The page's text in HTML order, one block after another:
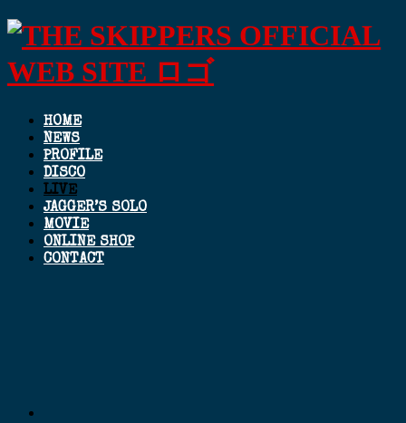
HOME
NEWS
PROFILE
DISCO
LIVE
JAGGER’S SOLO
MOVIE
ONLINE SHOP
CONTACT